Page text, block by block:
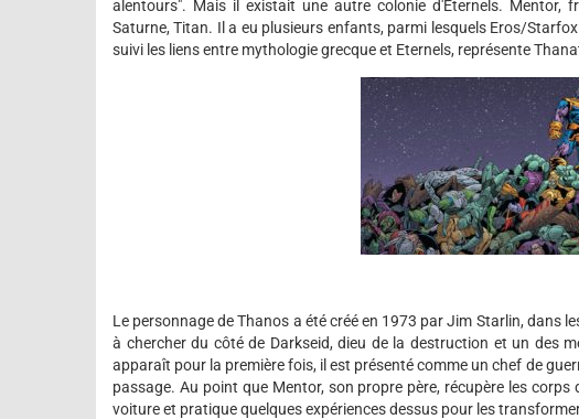
alentours". Mais il existait une autre colonie d'Eternels. Mentor,
Saturne, Titan. Il a eu plusieurs enfants, parmi lesquels Eros/
suivi les liens entre mythologie grecque et Eternels, représente
Le personnage de Thanos a été créé en 1973 par Jim Starlin, dans
à chercher du côté de Darkseid, dieu de la destruction et un des
apparaît pour la première fois, il est présenté comme un chef de
passage. Au point que Mentor, son propre père, récupère les
voiture et pratique quelques expériences dessus pour les